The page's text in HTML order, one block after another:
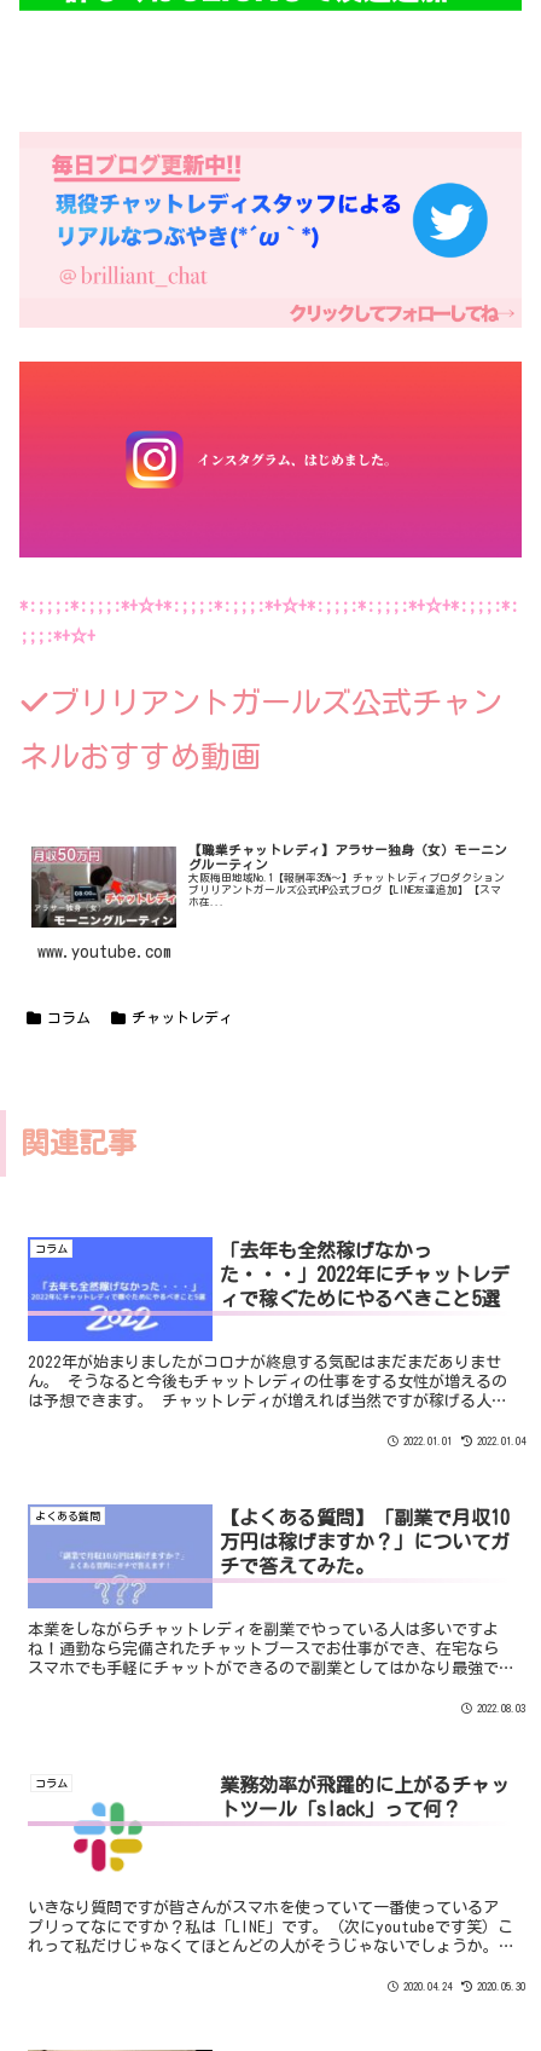
*:;;;:*:;;;:*+☆+*:;;;:*:;;;:*+☆+*:;;;:*:;;;:*+☆+*:;;;:*:
;;;:*+☆+
ブリリアントガールズ公式チャン
ネルおすすめ動画
【職業チャットレディ】アラサー独身（女）モーニン
グルーティン
大阪梅田地域No.1【報酬率35%〜】チャットレディプロダクション
ブリリアントガールズ公式HP公式ブログ【LINE友達追加】【スマ
ホ在...
www.youtube.com
コラム チャットレディ
関連記事
コラム
「去年も全然稼げなかっ
た・・・」2022年にチャットレデ
ィで稼ぐためにやるべきこと5選
2022年が始まりましたがコロナが終息する気配はまだまだありませ
ん。 そうなると今後もチャットレディの仕事をする女性が増えるの
は予想できます。 チャットレディが増えれば当然ですが稼げる人と
辞めることになり、また新しいチャットレディが増えます。 稼げる
2022.01.01 2022.01.04
よくある質問
【よくある質問】「副業で月収10
万円は稼げますか？」についてガ
チで答えてみた。
本業をしながらチャットレディを副業でやっている人は多いですよ
ね！通勤なら完備されたチャットブースでお仕事ができ、在宅なら
スマホでも手軽にチャットができるので副業としてはかなり最強で
2022.08.03
コラム
業務効率が飛躍的に上がるチャッ
トツール「slack」って何？
いきなり質問ですが皆さんがスマホを使っていて一番使っているア
プリってなにですか？私は「LINE」です。（次にyoutubeです笑）こ
れって私だけじゃなくてほとんどの人がそうじゃないでしょうか。
2020.04.24 2020.05.30